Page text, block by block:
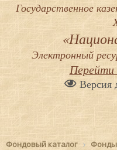
Государственное
Электронный
Перейти
Версия
Фондовый каталог
Фонды